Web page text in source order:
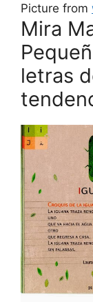
Picture from
Mira
letras